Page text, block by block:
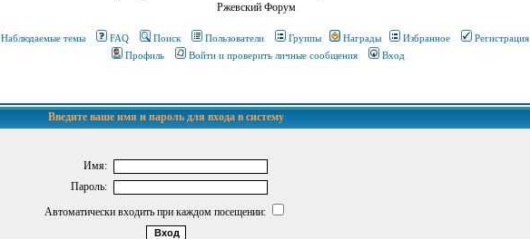
Ржевский Форум
Наблюдаемые темы FAQ Поиск Пользователи Группы Награды Избранное
Регистрация
Профиль
Войти и проверить личные сообщения Вход
Введите ваше имя и пароль для входа в систему
Имя:
Пароль:
Автоматически входить при каждом посещении: